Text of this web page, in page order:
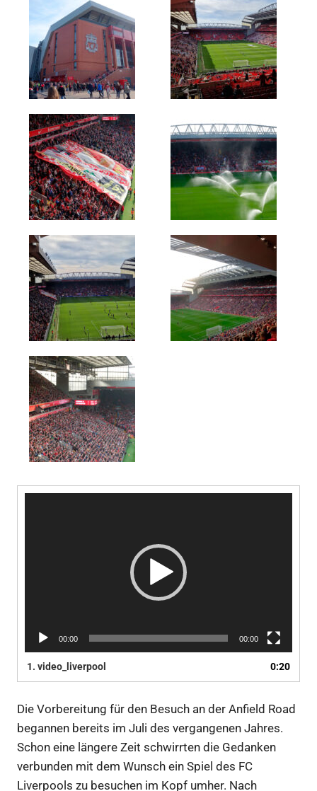
00:00 00:00
1. video_liverpool 0:20
Die Vorbereitung für den Besuch an der Anfield Road
begannen bereits im Juli des vergangenen Jahres.
Schon eine längere Zeit schwirrten die Gedanken
verbunden mit dem Wunsch ein Spiel des FC
Liverpools zu besuchen im Kopf umher. Nach